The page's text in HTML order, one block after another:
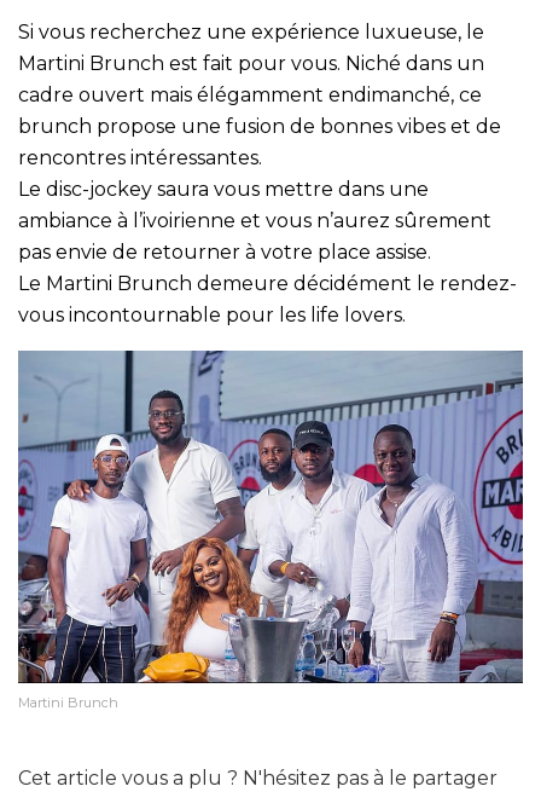
Si vous recherchez une expérience luxueuse, le
Martini Brunch est fait pour vous. Niché dans un
cadre ouvert mais élégamment endimanché, ce
brunch propose une fusion de bonnes vibes et de
rencontres intéressantes.
Le disc-jockey saura vous mettre dans une
ambiance à l’ivoirienne et vous n’aurez sûrement
pas envie de retourner à votre place assise.
Le Martini Brunch demeure décidément le rendez-
vous incontournable pour les life lovers.
Martini Brunch
Cet article vous a plu ? N'hésitez pas à le partager